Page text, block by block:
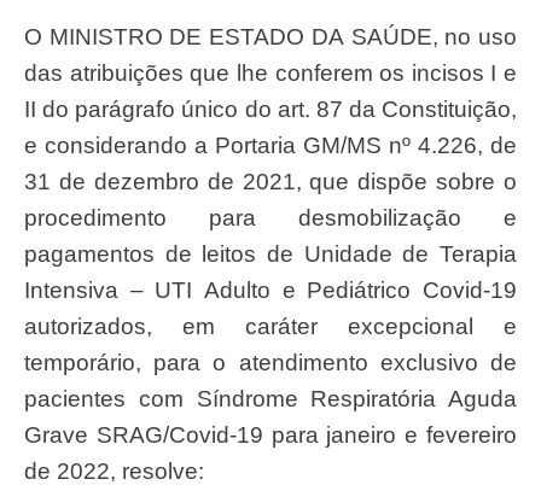
O MINISTRO DE ESTADO DA SAÚDE, no uso
das atribuições que lhe conferem os incisos I e
II do parágrafo único do art. 87 da Constituição,
e considerando a Portaria GM/MS nº 4.226, de
31 de dezembro de 2021, que dispõesobre o
procedimento
para desmobilização
e
pagamentos de leitos de Unidade deTerapia
Intensiva – UTI Adulto e Pediátrico Covid-19
autorizados,
em caráter excepcional e
temporário, para o atendimento exclusivo de
pacientes com Síndrome Respiratória Aguda
Grave SRAG/Covid-19 para janeiro e fevereiro
de 2022, resolve: